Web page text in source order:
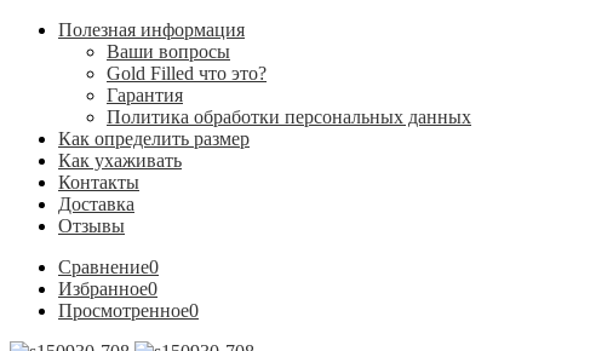
Полезная информация
Ваши вопросы
Gold Filled что это?
Гарантия
Политика обработки персональных данных
Как определить размер
Как ухаживать
Контакты
Доставка
Отзывы
Сравнение0
Избранное0
Просмотренное0